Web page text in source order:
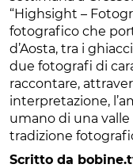
“Highsight –
fotografico che
d’Aosta, tra i
due fotografi di
raccontare,
interpretazione,
umano di una
tradizione
Scritto da